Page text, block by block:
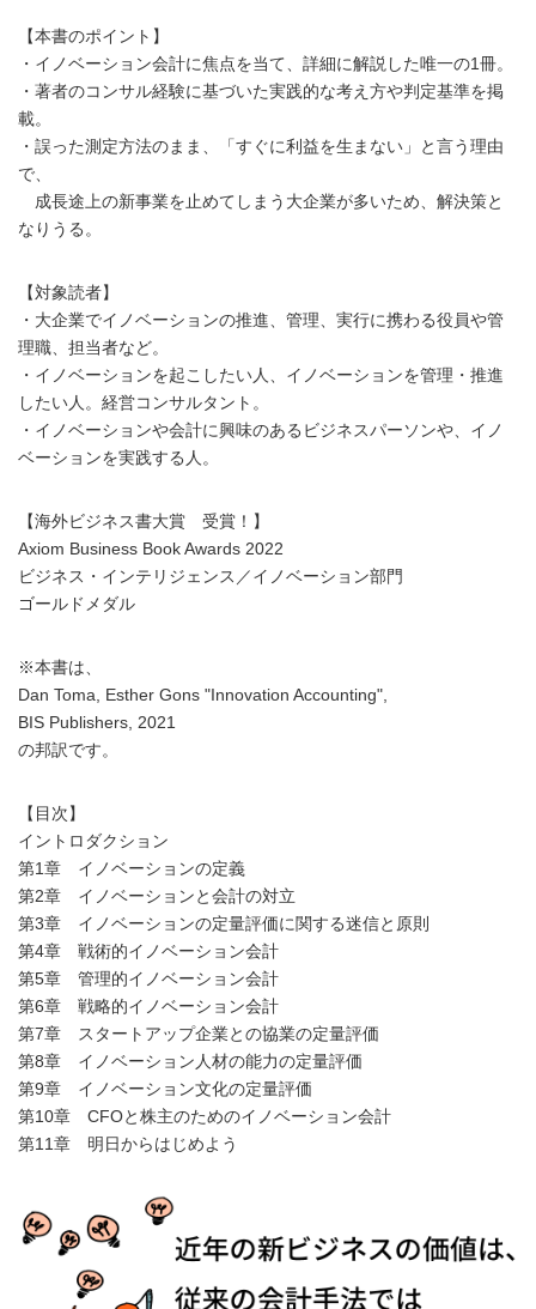
【本書のポイント】
・イノベーション会計に焦点を当て、詳細に解説した唯一の1冊。
・著者のコンサル経験に基づいた実践的な考え方や判定基準を掲
載。
・誤った測定方法のまま、「すぐに利益を生まない」と言う理由
で、
成長途上の新事業を止めてしまう大企業が多いため、解決策と
なりうる。
【対象読者】
・大企業でイノベーションの推進、管理、実行に携わる役員や管
理職、担当者など。
・イノベーションを起こしたい人、イノベーションを管理・推進
したい人。経営コンサルタント。
・イノベーションや会計に興味のあるビジネスパーソンや、イノ
ベーションを実践する人。
【海外ビジネス書大賞 受賞！】
Axiom Business Book Awards 2022
ビジネス・インテリジェンス／イノベーション部門
ゴールドメダル
※本書は、
Dan Toma, Esther Gons "Innovation Accounting",
BIS Publishers, 2021
の邦訳です。
【目次】
イントロダクション
第1章 イノベーションの定義
第2章 イノベーションと会計の対立
第3章 イノベーションの定量評価に関する迷信と原則
第4章 戦術的イノベーション会計
第5章 管理的イノベーション会計
第6章 戦略的イノベーション会計
第7章 スタートアップ企業との協業の定量評価
第8章 イノベーション人材の能力の定量評価
第9章 イノベーション文化の定量評価
第10章 CFOと株主のためのイノベーション会計
第11章 明日からはじめよう